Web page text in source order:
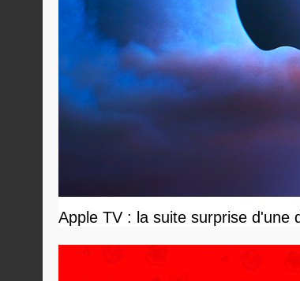
Apple TV : la suite surprise d'une